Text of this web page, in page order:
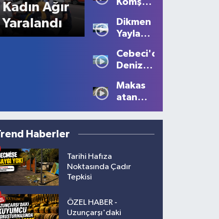
Kadın Ağır
Yaralandı
Kanlı
Bitti: 1
Ölü, 2
Yaralı!
Dikmen
Yaylası'nda
Büyüledi:
Kartpostallık
Manzaralar
Oluştu
Cebeci'de
Deniz
Tüm
Güzelliğiyle
Devam
Makas
atan
10 bin
lira ceza
Haberler
Tarihi Hafıza
Noktasında Çadır
Tepkisi
ÖZEL HABER -
Uzunçarşı'daki